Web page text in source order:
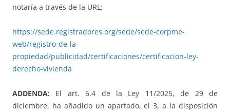
notaría a través de la URL:
https://sede.registradores.org/sede/sede-corpme-
web/registro-de-la-
propiedad/publicidad/certificaciones/certificacion-ley-
derecho-vivienda
ADDENDA: El art. 6.4 de la Ley 11/2025, de 29 de
diciembre, ha añadido un apartado, el 3, a la disposición